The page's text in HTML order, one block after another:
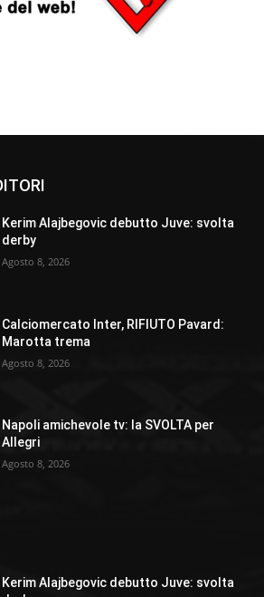
Kerim Alajbegovic debutto Juve: svolta
derby
Agosto 8, 2026
Calciomercato Inter, RIFIUTO Pavard:
Marotta trema
Agosto 8, 2026
Napoli amichevole tv: la SVOLTA per
Allegri
Agosto 8, 2026
Kerim Alajbegovic debutto Juve: svolta